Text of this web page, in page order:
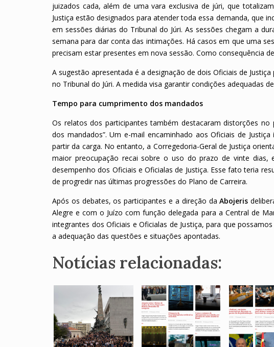
juizados cada, além de uma vara exclusiva de júri, que
Justiça estão designados para atender toda essa demanda, que
em sessões diárias do Tribunal do Júri. As sessões chegam a
semana para dar conta das intimações. Há casos em que uma
precisam estar presentes em nova sessão. Como consequência
A sugestão apresentada é a designação de dois Oficiais de
no Tribunal do Júri. A medida visa garantir condições adequadas
Tempo para cumprimento dos mandados
Os relatos dos participantes também destacaram distorções
dos mandados”. Um e-mail encaminhado aos Oficiais de
partir da carga. No entanto, a Corregedoria-Geral de Justiça
maior preocupação recai sobre o uso do prazo de vinte
desempenho dos Oficiais e Oficialas de Justiça. Esse fato teria
de progredir nas últimas progressões do Plano de Carreira.
Após os debates, os participantes e a direção daAbojeris
Alegre e com o Juízo com função delegada para a Central de
integrantes dos Oficiais e Oficialas de Justiça, para que
a adequação das questões e situações apontadas.
Notícias relacionadas: